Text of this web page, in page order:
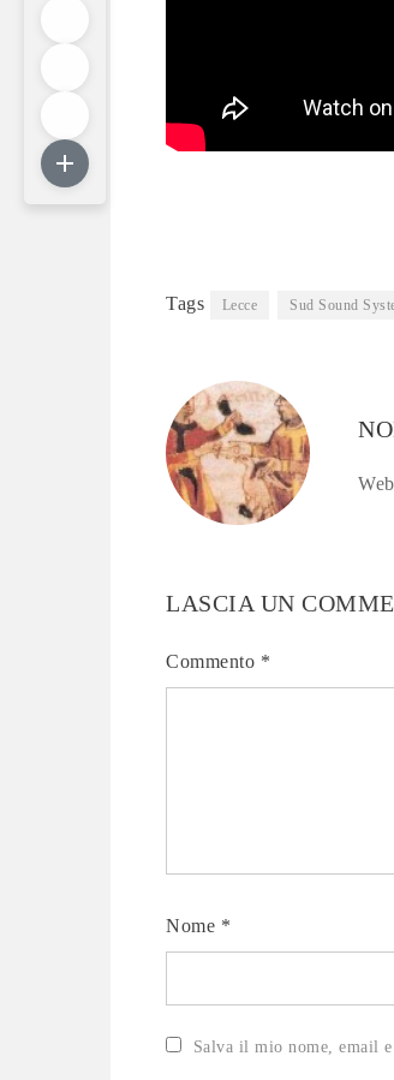
Tags Lecce Sud Sound
LASCIA UN
Commento *
Nome *
Salva il mio nome, email